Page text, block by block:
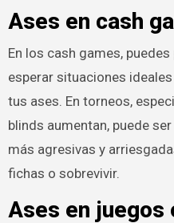
Ases en cash
En los cash games,
esperar situaciones
tus ases. En torneos,
blinds aumentan, puede
más agresivas y
fichas o sobrevivir.
Ases en juegos